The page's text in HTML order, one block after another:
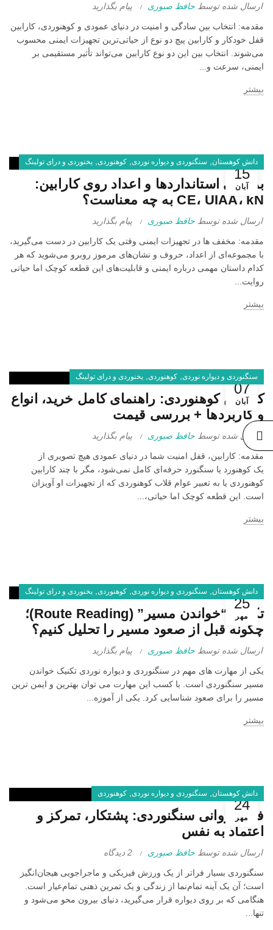
ارسال شده توسط حافظ صبوری پیام بگذارید
مقدمه: انتخاب بین سادگی و امنیت در دنیای عمودی و کوهنوردی، کارابین
قفل‌ خودکار و کارابین پیچ‌ دو نوع از حیاتی‌ترین تجهیزات ایمنی محسوب
می‌شوند. انتخاب بین این دو نوع کارابین می‌تواند تأثیر مستقیمی بر
ایمنی، سرعت و...
بیشتر
15
آبان
دانش کوهستان سنگنوردی و دیواره نوردی کوهنوردی یخنوردی و درای تولینگ
بررسی استانداردها و اعداد روی کارابین:
CE، UIAA، kN به چه معناست؟
ارسال شده توسط حافظ صبوری پیام بگذارید
مقدمه: مخفف ها در تجهیزات ایمنی وقتی یک کارابین در دست می‌گیرید،
با مجموعه‌ای از اعداد، حروف و نشان‌های مرموز روبرو می‌شوید که هر
کدام داستان مهمی درباره ایمنی و قابلیت‌های این قطعه کوچک اما حیاتی
روایت...
بیشتر
07
آبان
سنگنوردی و دیواره نوردی کوهنوردی یخنوردی و درای تولینگ
کارابین کوهنوردی: راهنمای کامل خرید، انواع
و کاربردها + بررسی قیمت
ارسال شده توسط حافظ صبوری پیام بگذارید
مقدمه: کارابین، قفل امنیت شما در دنیای عمودی هیچ تصویری از
یک کوهنورد یا سنگنورد حرفه‌ای کامل نمی‌شود، مگر با چند کارابین
کوهنوردی یا به تعبیر عوام قلاب کوهنوردی که از تجهیزات او آویزان
است. این قطعه کوچک اما حیاتی،...
بیشتر
25
مهر
دانش کوهستان, سنگنوردی و دیواره نوردی, کوهنوردی, یخنوردی و درای تولینگ
تکنیک “خواندن مسیر” (Route Reading)؛
چگونه قبل از صعود مسیر را تحلیل کنیم؟
ارسال شده توسط حافظ صبوری پیام بگذارید
یکی از مهارت های مهم در سنگنوردی و دیواره نوردی تکنیک خواندن
مسیر سنگنوردی است. با کسب این مهارت می توان بهترین و ایمن ترین
مسیر را برای صعود شناسایی کرد. یکی از آموزه...
بیشتر
24
مهر
دانش کوهستان سنگنوردی و دیواره نوردی کوهنوردی
فواید روانی سنگنوردی: پشتکار، تمرکز و
اعتماد به نفس
ارسال شده توسط حافظ صبوری 2 دیدگاه
سنگنوردی بسیار فراتر از یک ورزش فیزیکی و ماجراجویی هیجان‌انگیز
است؛ آن یک آینه تمام‌نما از زندگی و یک تمرین ذهنی تمام‌عیار است.
هنگامی که بر روی دیواره قرار می‌گیرید، دنیای بیرون محو می‌شود و
تنها...
چگونه یک
کارابین
برای
سنگنوردی
25 آبان
1404
بدون